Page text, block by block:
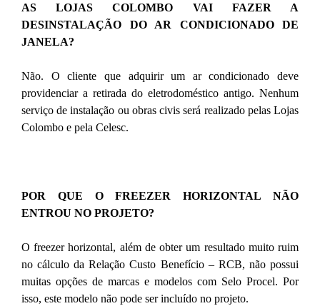
AS LOJAS COLOMBO VAI FAZER A
DESINSTALAÇÃO DO AR CONDICIONADO DE
JANELA?
Não. O cliente que adquirir um ar condicionado deve
providenciar a retirada do eletrodoméstico antigo. Nenhum
serviço de instalação ou obras civis será realizado pelas Lojas
Colombo e pela Celesc.
POR QUE O FREEZER HORIZONTAL NÃO
ENTROU NO PROJETO?
O freezer horizontal, além de obter um resultado muito ruim
no cálculo da Relação Custo Benefício – RCB, não possui
muitas opções de marcas e modelos com Selo Procel. Por
isso, este modelo não pode ser incluído no projeto.